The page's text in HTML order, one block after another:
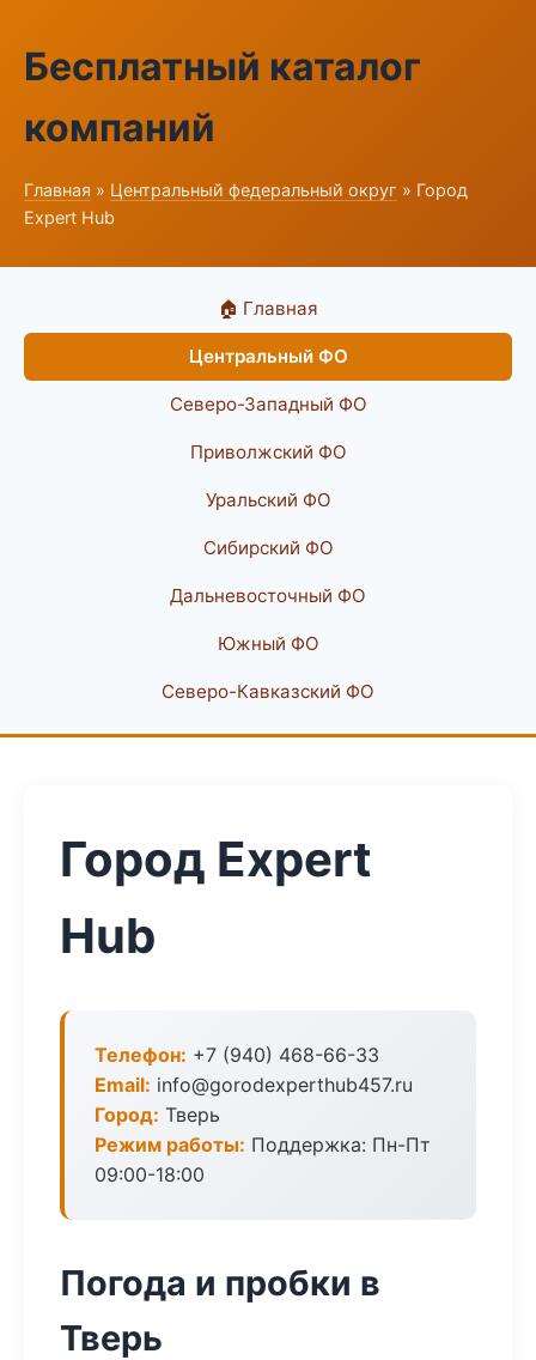
Бесплатный каталог
компаний
Главная » Центральный федеральный округ » Город
Expert Hub
🏠 Главная
Центральный ФО
Северо-Западный ФО
Приволжский ФО
Уральский ФО
Сибирский ФО
Дальневосточный ФО
Южный ФО
Северо-Кавказский ФО
Город Expert
Hub
Телефон: +7 (940) 468-66-33
Email: info@gorodexperthub457.ru
Город: Тверь
Режим работы: Поддержка: Пн-Пт
09:00-18:00
Погода и пробки в
Тверь